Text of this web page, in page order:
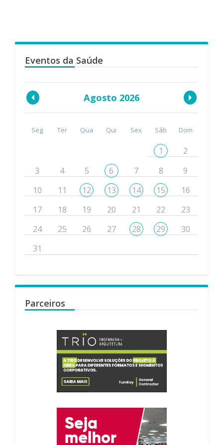
Eventos da Saúde
Agosto 2026
Seg Ter Qua Qui Sex Sáb Dom
1
2
3
4 5 6 7 8
9
10
11 12 13 14 15
16
17
18 19 20 21 22
23
24
25 26 27 28 29
30
31
Parceiros